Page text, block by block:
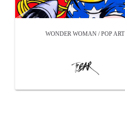
WONDER WOMAN / POP ART